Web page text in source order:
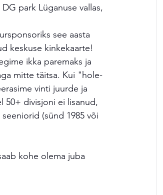
park Lüganuse vallas,
see aasta
keskuse kinkekaarte!
ikka paremaks ja
mitte täitsa. Kui "hole-
vinti juurde ja
50+ divisjoni ei lisanud,
(sünd 1985 või
kohe olema juba